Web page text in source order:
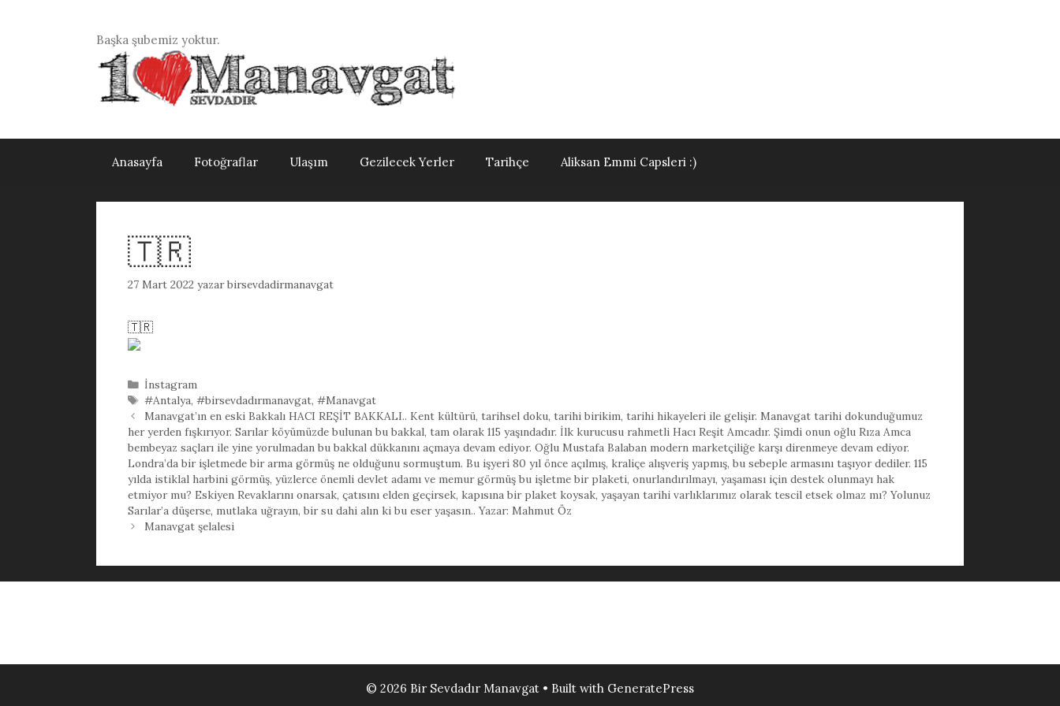
Başka şubemiz yoktur.
Anasayfa Fotoğraflar Ulaşım Gezilecek Yerler Tarihçe Aliksan Emmi Capsleri :)
🇹🇷
27 Mart 2022 yazarbirsevdadirmanavgat
🇹🇷
Kategoriler
İnstagram
Etiketler
#Antalya,#birsevdadırmanavgat,#Manavgat
Manavgat’ın en eski Bakkalı HACI REŞİT BAKKALI.. Kent kültürü, tarihsel doku, tarihi birikim, tarihi hikayeleri ile gelişir. Manavgat tarihi dokunduğumuz
her yerden fışkırıyor. Sarılar köyümüzde bulunan bu bakkal, tam olarak 115 yaşındadır. İlk kurucusu rahmetli Hacı Reşit Amcadır. Şimdi onun oğlu Rıza Amca
bembeyaz saçları ile yine yorulmadan bu bakkal dükkanını açmaya devam ediyor. Oğlu Mustafa Balaban modern marketçiliğe karşı direnmeye devam ediyor.
Londra’da bir işletmede bir arma görmüş ne olduğunu sormuştum. Bu işyeri 80 yıl önce açılmış, kraliçe alışveriş yapmış, bu sebeple armasını taşıyor dediler. 115
yılda istiklal harbini görmüş, yüzlerce önemli devlet adamı ve memur görmüş bu işletme bir plaketi, onurlandırılmayı, yaşaması için destek olunmayı hak
etmiyor mu? Eskiyen Revaklarını onarsak, çatısını elden geçirsek, kapısına bir plaket koysak, yaşayan tarihi varlıklarımız olarak tescil etsek olmaz mı? Yolunuz
Sarılar’a düşerse, mutlaka uğrayın, bir su dahi alın ki bu eser yaşasın.. Yazar: Mahmut Öz
Manavgat şelalesi
© 2026 Bir Sevdadır Manavgat • Built with GeneratePress